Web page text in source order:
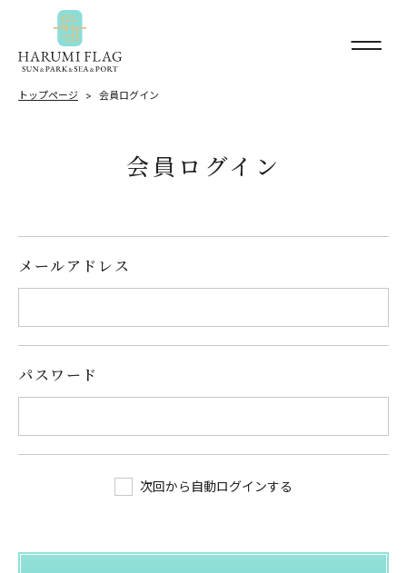
トップページ 会員ログイン
会員ログイン
メールアドレス
パスワード
次回から自動ログインする